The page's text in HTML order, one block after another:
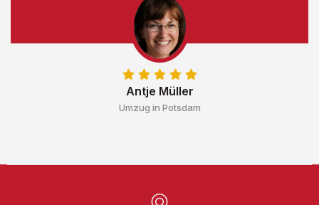
Antje Müller
Umzug in Potsdam